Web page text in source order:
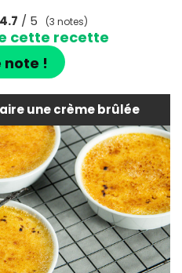
4.7 / 5 (3 notes)
cette recette
note !
une crème brûlée